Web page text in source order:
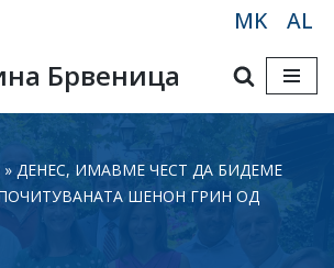
MK AL
Брвеница
» ДЕНЕС, ИМАВМЕ ЧЕСТ ДА БИДЕМЕ
ШЕНОН ГРИН ОД